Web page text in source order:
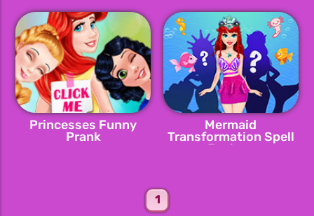
Princesses Funny
Prank
Mermaid
Transformation Spell
Factory
1